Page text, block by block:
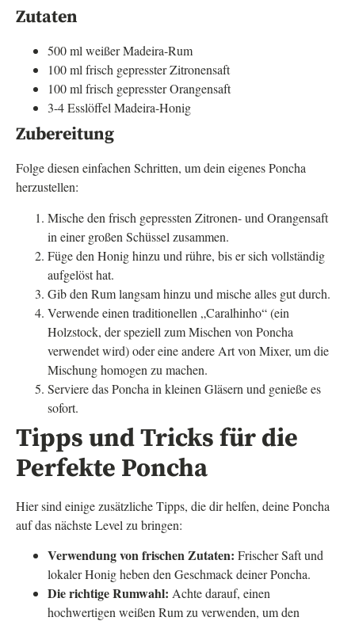
Zutaten
500 ml weißer Madeira-Rum
100 ml frisch gepresster Zitronensaft
100 ml frisch gepresster Orangensaft
3-4 Esslöffel Madeira-Honig
Zubereitung
Folge diesen einfachen Schritten, um dein eigenes Poncha
herzustellen:
Mische den frisch gepressten Zitronen- und Orangensaft
in einer großen Schüssel zusammen.
Füge den Honig hinzu und rühre, bis er sich vollständig
aufgelöst hat.
Gib den Rum langsam hinzu und mische alles gut durch.
Verwende einen traditionellen „Caralhinho“ (ein
Holzstock, der speziell zum Mischen von Poncha
verwendet wird) oder eine andere Art von Mixer, um die
Mischung homogen zu machen.
Serviere das Poncha in kleinen Gläsern und genieße es
sofort.
Tipps und Tricks für die
Perfekte Poncha
Hier sind einige zusätzliche Tipps, die dir helfen, deine Poncha
auf das nächste Level zu bringen:
Verwendung von frischen Zutaten: Frischer Saft und
lokaler Honig heben den Geschmack deiner Poncha.
Die richtige Rumwahl: Achte darauf, einen
hochwertigen weißen Rum zu verwenden, um den